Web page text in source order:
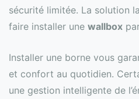
sécurité limitée. La solution
faire installer une wallbox
Installer une borne vous
et confort au quotidien.
une gestion intelligente de